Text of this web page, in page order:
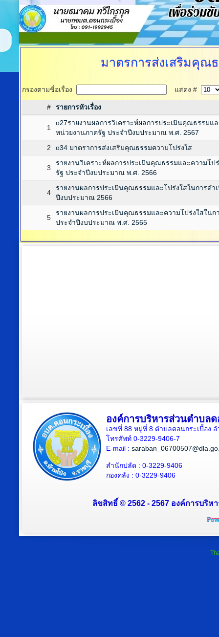
มาตรการส่งเสริมคุณ
กรองตามชื่อเรื่อง แสดง #
# รายการหัวเรื่อง
1
o27รายงานผลการวิเคราะห์ผลการประเมินคุณธรรมแ
หน่วยงานภาครัฐ ประจำปีงบประมาณ พ.ศ. 2567
2
o34 มาตราการส่งเสริมคุณธรรมความโปร่งใส
3
รายงานวิเคราะห์ผลการประเมินคุณธรรมและความโ
รัฐ ประจำปีงบประมาณ พ.ศ. 2566
4
รายงานผลการประเมินคุณธรรมและโปร่งใสในการด
ปีงบประมาณ 2566
5
รายงานผลการประเมินคุณธรรมและความโปร่งใสใน
ประจำปีงบประมาณ พ.ศ. 2565
องค์การบริหารส่วนตำบลด
เลขที่ 88 หมู่ที่ 8 ตำบลดอนกระเบื้อง
โทรศัพท์ 0-3229-9406-7
E-mail :
สำนักปลัด : 0-3229-9406
กองคลัง : 0-3229-9406
ลิขสิทธิ์ © 2562 - 2567 องค์การบริห